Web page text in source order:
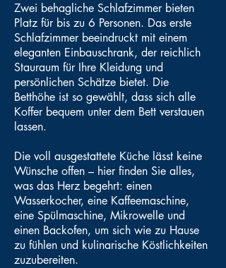
Zwei behagliche Schlafzimmer bieten
Platz für bis zu 6 Personen. Das erste
Schlafzimmer beeindruckt mit einem
eleganten Einbauschrank, der reichlich
Stauraum für Ihre Kleidung und
persönlichen Schätze bietet. Die
Betthöhe ist so gewählt, dass sich alle
Koffer bequem unter dem Bett verstauen
lassen.
Die voll ausgestattete Küche lässt keine
Wünsche offen – hier finden Sie alles,
was das Herz begehrt: einen
Wasserkocher, eine Kaffeemaschine,
eine Spülmaschine, Mikrowelle und
einen Backofen, um sich wie zu Hause
zu fühlen und kulinarische Köstlichkeiten
zuzubereiten.